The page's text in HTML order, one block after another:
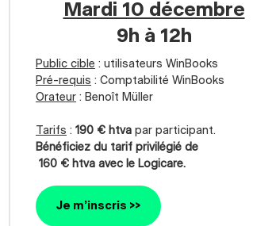
Mardi 10 décembre
9h à 12h
Public cible : utilisateurs WinBooks
Pré-requis : Comptabilité WinBooks
Orateur : Benoît Müller
Tarifs : 190 € htva par participant.
Bénéficiez du tarif privilégié de
160 € htva avec le Logicare.
Je m’inscris >>